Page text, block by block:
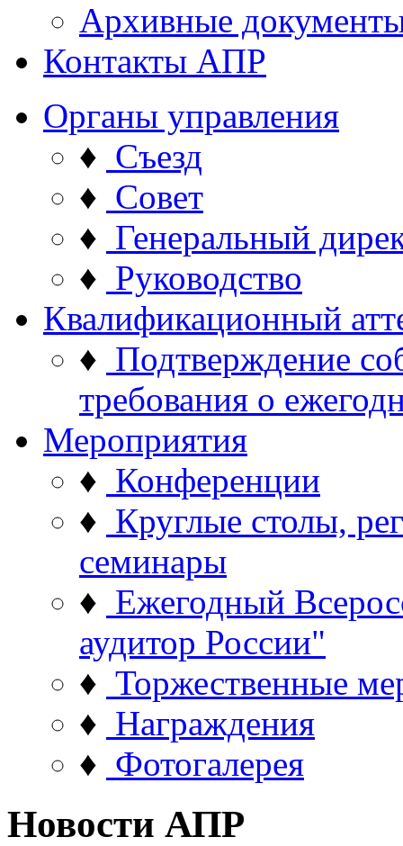
Архивные
Контакты АПР
Органы управления
♦ Съезд
♦ Совет
♦ Генеральный
♦ Руководство
Квалификационный
♦ Подтверждение
требования о
Мероприятия
♦ Конференции
♦ Круглые столы,
семинары
♦ Ежегодный
аудитор России"
♦ Торжественные
♦ Награждения
♦ Фотогалерея
Новости АПР